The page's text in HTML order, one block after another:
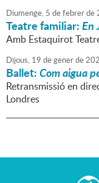
Diumenge, 5 defebrerde
Teatre familiar:En
Amb Estaquirot
Dijous, 19 degenerde
Ballet:Com aigua
Retransmissió en
Londres